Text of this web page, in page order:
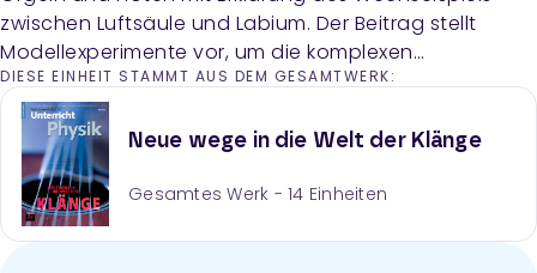
zwischen Luftsäule und Labium. Der Beitrag stellt
Modellexperimente vor, um die komplexen
physikalischen Vorgänge für den Schulunterricht
zugänglich zu machen.
DIESE EINHEIT STAMMT AUS DEM GESAMTWERK:
Neue wege in die Welt der Klänge
Gesamtes Werk - 14 Einheiten